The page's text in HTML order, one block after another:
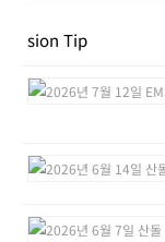
sion Tip